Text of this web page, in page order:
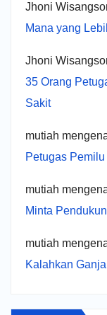
Jhoni
Mana yang
Jhoni
35 Orang
Sakit
mutiah
Petugas
mutiah
Minta
mutiah
Kalahkan